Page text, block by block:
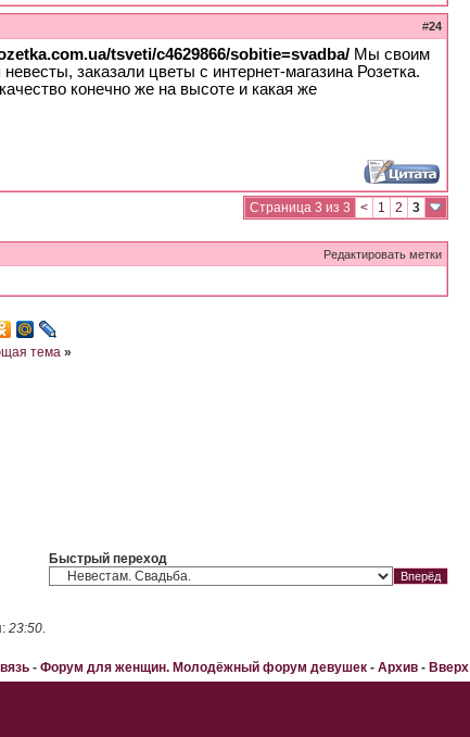
#24
tsveti/c4629866/sobitie=svadba/ Мы своим
заказали цветы с интернет-магазина Розетка.
конечно же на высоте и какая же
Страница 3 из 3 < 1 2 3
Редактировать метки
тема »
Быстрый переход
23:50.
- Форум для женщин. Молодёжный форум девушек - Архив - Вверх